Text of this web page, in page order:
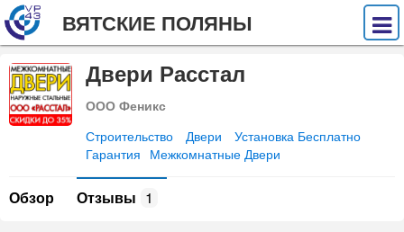
ВЯТСКИЕ ПОЛЯНЫ
Двери Расстал
ООО Феникс
Строительство Двери
Установка Бесплатно
Гарантия Межкомнатные Двери
Обзор Отзывы 1